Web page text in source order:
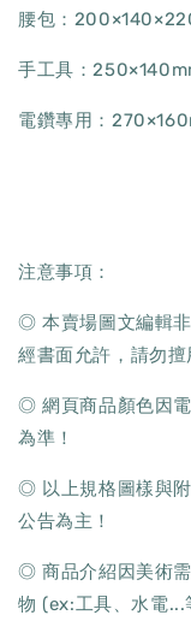
腰包：
手工具：
電鑽專用：
注意事項：
◎ 本賣場圖文編輯
經書面允許，請勿擅
◎ 網頁商品顏色因
為準！
◎ 以上規格圖樣與
公告為主！
◎ 商品介紹因美術
物 (ex:工具、水電...